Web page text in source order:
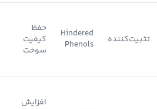
تثبیت‌کننده
Hindered
Phenols
حفظ
کیفیت
سوخت
افزایش